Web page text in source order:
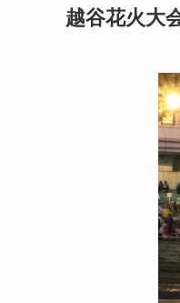
越谷花火大